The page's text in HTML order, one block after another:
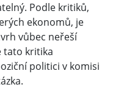
Podle kritiků,
ekonomů, je
vůbec neřeší
tato kritika
politici v komisi